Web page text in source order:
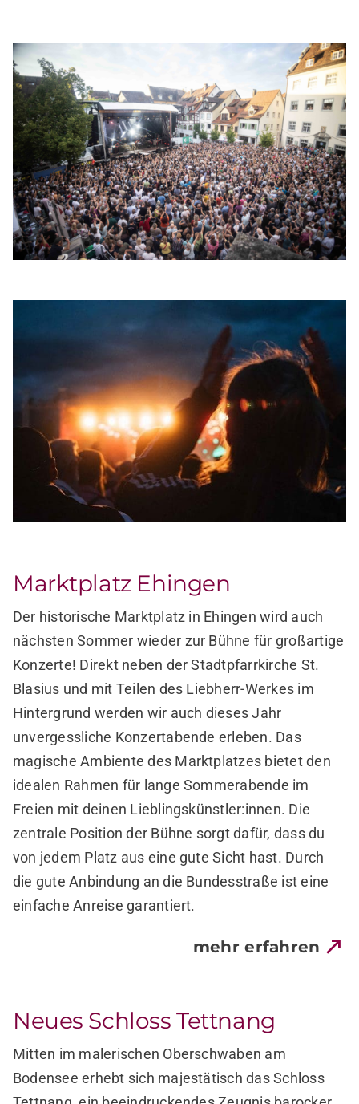
Marktplatz Ehingen
Der historische Marktplatz in Ehingen wird auch
nächsten Sommer wieder zur Bühne für großartige
Konzerte! Direkt neben der Stadtpfarrkirche St.
Blasius und mit Teilen des Liebherr-Werkes im
Hintergrund werden wir auch dieses Jahr
unvergessliche Konzertabende erleben. Das
magische Ambiente des Marktplatzes bietet den
idealen Rahmen für lange Sommerabende im
Freien mit deinen Lieblingskünstler:innen. Die
zentrale Position der Bühne sorgt dafür, dass du
von jedem Platz aus eine gute Sicht hast. Durch
die gute Anbindung an die Bundesstraße ist eine
einfache Anreise garantiert.
mehr erfahren
Neues Schloss Tettnang
Mitten im malerischen Oberschwaben am
Bodensee erhebt sich majestätisch das Schloss